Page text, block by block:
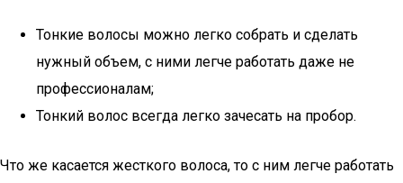
Тонкие волосы можно легко собрать и сделать
нужный объем, с ними легче работать даже не
профессионалам;
Тонкий волос всегда легко зачесать на пробор.
Что же касается жесткого волоса, то с ним легче работать